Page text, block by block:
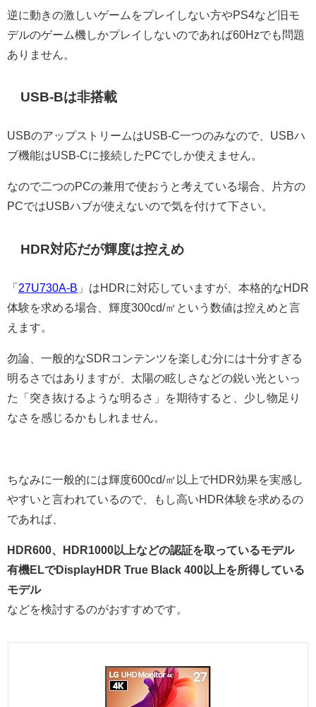
逆に動きの激しいゲームをプレイしない方やPS4など旧モ
デルのゲーム機しかプレイしないのであれば60Hzでも問題
ありません。
USB-Bは非搭載
USBのアップストリームはUSB-C一つのみなので、USBハ
ブ機能はUSB-Cに接続したPCでしか使えません。
なので二つのPCの兼用で使おうと考えている場合、片方の
PCではUSBハブが使えないので気を付けて下さい。
HDR対応だが輝度は控えめ
「 27U730A-B 」はHDRに対応していますが、本格的なHDR
体験を求める場合、輝度300cd/㎡という数値は控えめと言
えます。
勿論、一般的なSDRコンテンツを楽しむ分には十分すぎる
明るさではありますが、太陽の眩しさなどの鋭い光といっ
た「突き抜けるような明るさ」を期待すると、少し物足り
なさを感じるかもしれません。
ちなみに一般的には輝度600cd/㎡以上でHDR効果を実感し
やすいと言われているので、もし高いHDR体験を求めるの
であれば、
HDR600、HDR1000以上などの認証を取っているモデル
有機ELでDisplayHDR True Black 400以上を所得している
モデル
などを検討するのがおすすめです。